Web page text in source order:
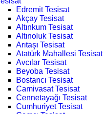
Edremit Tesisat
Akçay Tesisat
Altınkum Tesisat
Altınoluk Tesisat
Arıtaşı Tesisat
Atatürk Mahallesi Tesisat
Avcılar Tesisat
Beyoba Tesisat
Bostancı Tesisat
Camivasat Tesisat
Cennetayağı Tesisat
Cumhuriyet Tesisat